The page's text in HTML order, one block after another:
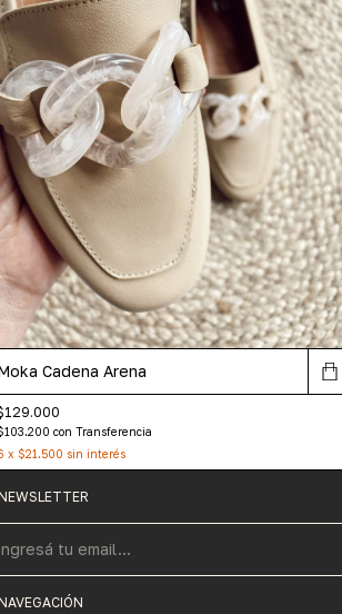
Cadena Arena
con Transferencia
x $21.500 sin interés